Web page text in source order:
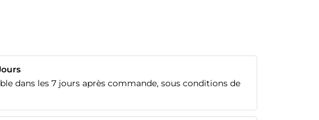
dans les 7 jours après commande, sous conditions de